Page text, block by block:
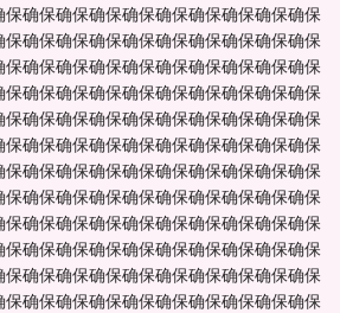
确保确保确保确保确保确保确保确保确保
确保确保确保确保确保确保确保确保确保
确保确保确保确保确保确保确保确保确保
确保确保确保确保确保确保确保确保确保
确保确保确保确保确保确保确保确保确保
确保确保确保确保确保确保确保确保确保
确保确保确保确保确保确保确保确保确保
确保确保确保确保确保确保确保确保确保
确保确保确保确保确保确保确保确保确保
确保确保确保确保确保确保确保确保确保
确保确保确保确保确保确保确保确保确保
确保确保确保确保确保确保确保确保确保